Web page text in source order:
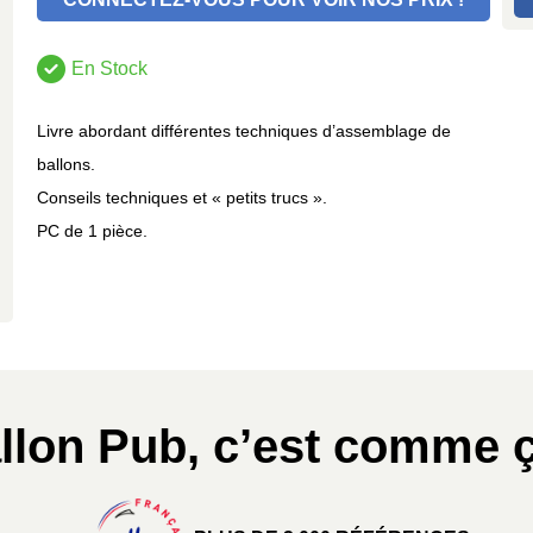
En Stock
Livre abordant différentes techniques d’assemblage de
ballons.
Conseils techniques et « petits trucs ».
PC de 1 pièce.
Pub, c’est comme